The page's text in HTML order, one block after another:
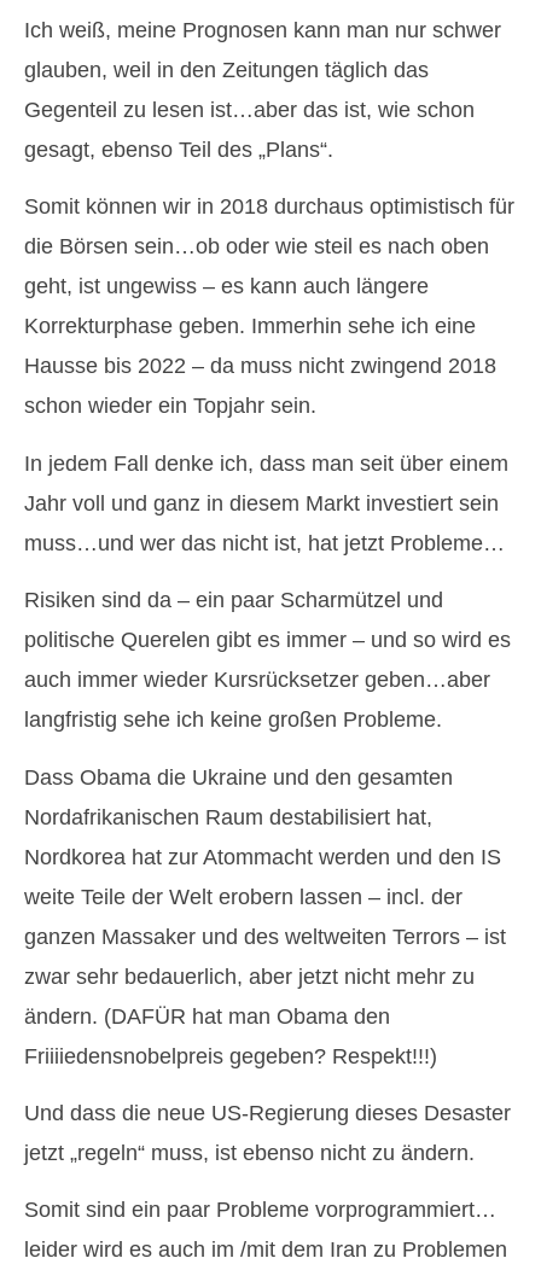
Ich weiß, meine Prognosen kann man nur schwer
glauben, weil in den Zeitungen täglich das
Gegenteil zu lesen ist…aber das ist, wie schon
gesagt, ebenso Teil des „Plans“.
Somit können wir in 2018 durchaus optimistisch für
die Börsen sein…ob oder wie steil es nach oben
geht, ist ungewiss – es kann auch längere
Korrekturphase geben. Immerhin sehe ich eine
Hausse bis 2022 – da muss nicht zwingend 2018
schon wieder ein Topjahr sein.
In jedem Fall denke ich, dass man seit über einem
Jahr voll und ganz in diesem Markt investiert sein
muss…und wer das nicht ist, hat jetzt Probleme…
Risiken sind da – ein paar Scharmützel und
politische Querelen gibt es immer – und so wird es
auch immer wieder Kursrücksetzer geben…aber
langfristig sehe ich keine großen Probleme.
Dass Obama die Ukraine und den gesamten
Nordafrikanischen Raum destabilisiert hat,
Nordkorea hat zur Atommacht werden und den IS
weite Teile der Welt erobern lassen – incl. der
ganzen Massaker und des weltweiten Terrors – ist
zwar sehr bedauerlich, aber jetzt nicht mehr zu
ändern. (DAFÜR hat man Obama den
Friiiiedensnobelpreis gegeben? Respekt!!!)
Und dass die neue US-Regierung dieses Desaster
jetzt „regeln“ muss, ist ebenso nicht zu ändern.
Somit sind ein paar Probleme vorprogrammiert…
leider wird es auch im /mit dem Iran zu Problemen